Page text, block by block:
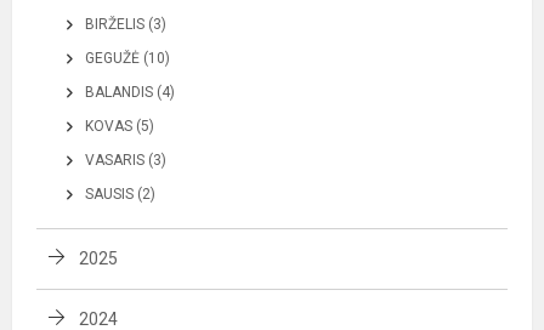
BIRŽELIS (3)
GEGUŽĖ (10)
BALANDIS (4)
KOVAS (5)
VASARIS (3)
SAUSIS (2)
2025
2024